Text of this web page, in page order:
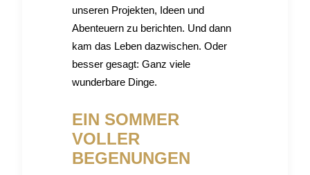
unseren Projekten, Ideen und
Abenteuern zu berichten. Und dann
kam das Leben dazwischen. Oder
besser gesagt: Ganz viele
wunderbare Dinge.
EIN SOMMER
VOLLER
BEGENUNGEN